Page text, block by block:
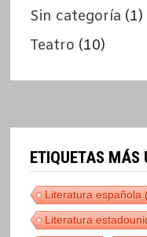
Sin categoría (1)
Teatro (10)
ETIQUETAS MÁS
Literatura española
Literatura